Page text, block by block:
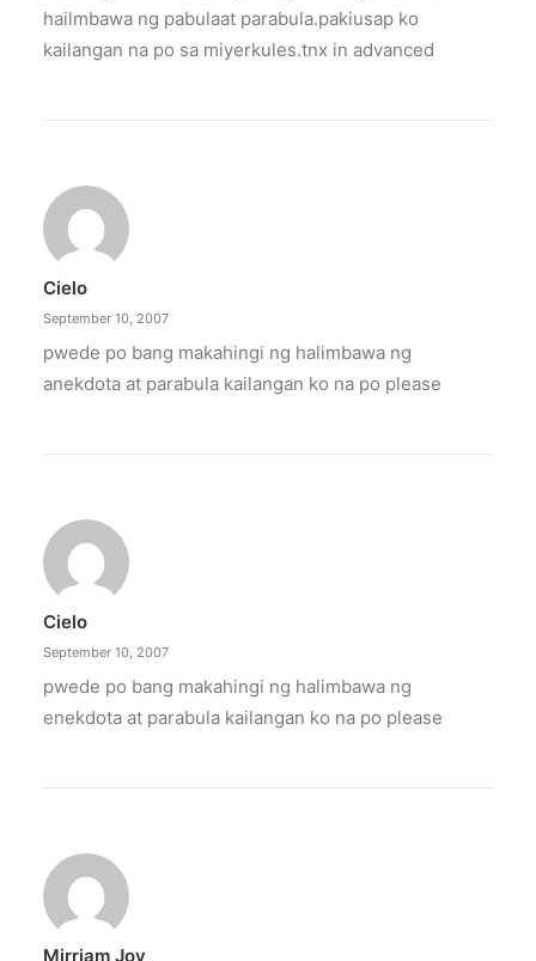
hailmbawa ng pabulaat parabula.pakiusap ko
kailangan na po sa miyerkules.tnx in advanced
Cielo
September 10, 2007
pwede po bang makahingi ng halimbawa ng
anekdota at parabula kailangan ko na po please
Cielo
September 10, 2007
pwede po bang makahingi ng halimbawa ng
enekdota at parabula kailangan ko na po please
Mirriam Joy